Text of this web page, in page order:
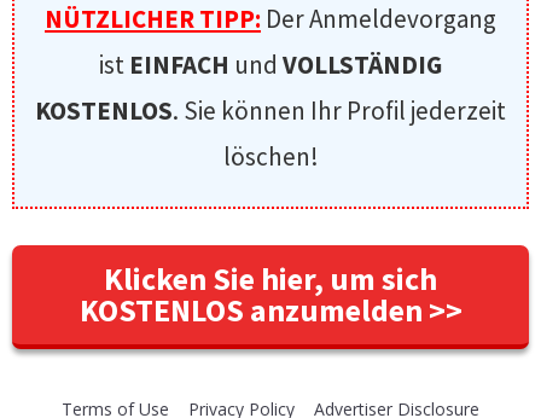
NÜTZLICHER TIPP: Der Anmeldevorgang
ist EINFACH und VOLLSTÄNDIG
KOSTENLOS. Sie können Ihr Profil jederzeit
löschen!
Klicken Sie hier, um sich
KOSTENLOS anzumelden >>
Terms of Use Privacy Policy Advertiser Disclosure